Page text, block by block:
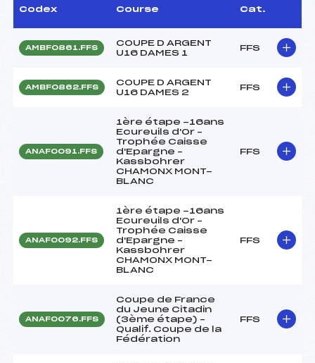
Codex Course Cat.
AMBF0861.FFS
COUPE D ARGENT
U16 DAMES 1
FFS
AMBF0862.FFS
COUPE D ARGENT
U16 DAMES 2
FFS
ANAF0091.FFS
1ère étape -16ans
Ecureuils d'Or –
Trophée Caisse
d'Epargne –
Kassbohrer
CHAMONX MONT-
BLANC
FFS
ANAF0092.FFS
1ère étape -16ans
Ecureuils d'Or –
Trophée Caisse
d'Epargne –
Kassbohrer
CHAMONX MONT-
BLANC
FFS
ANAF0076.FFS
Coupe de France
du Jeune Citadin
(3ème étape) –
Qualif. Coupe de la
Fédération
FFS